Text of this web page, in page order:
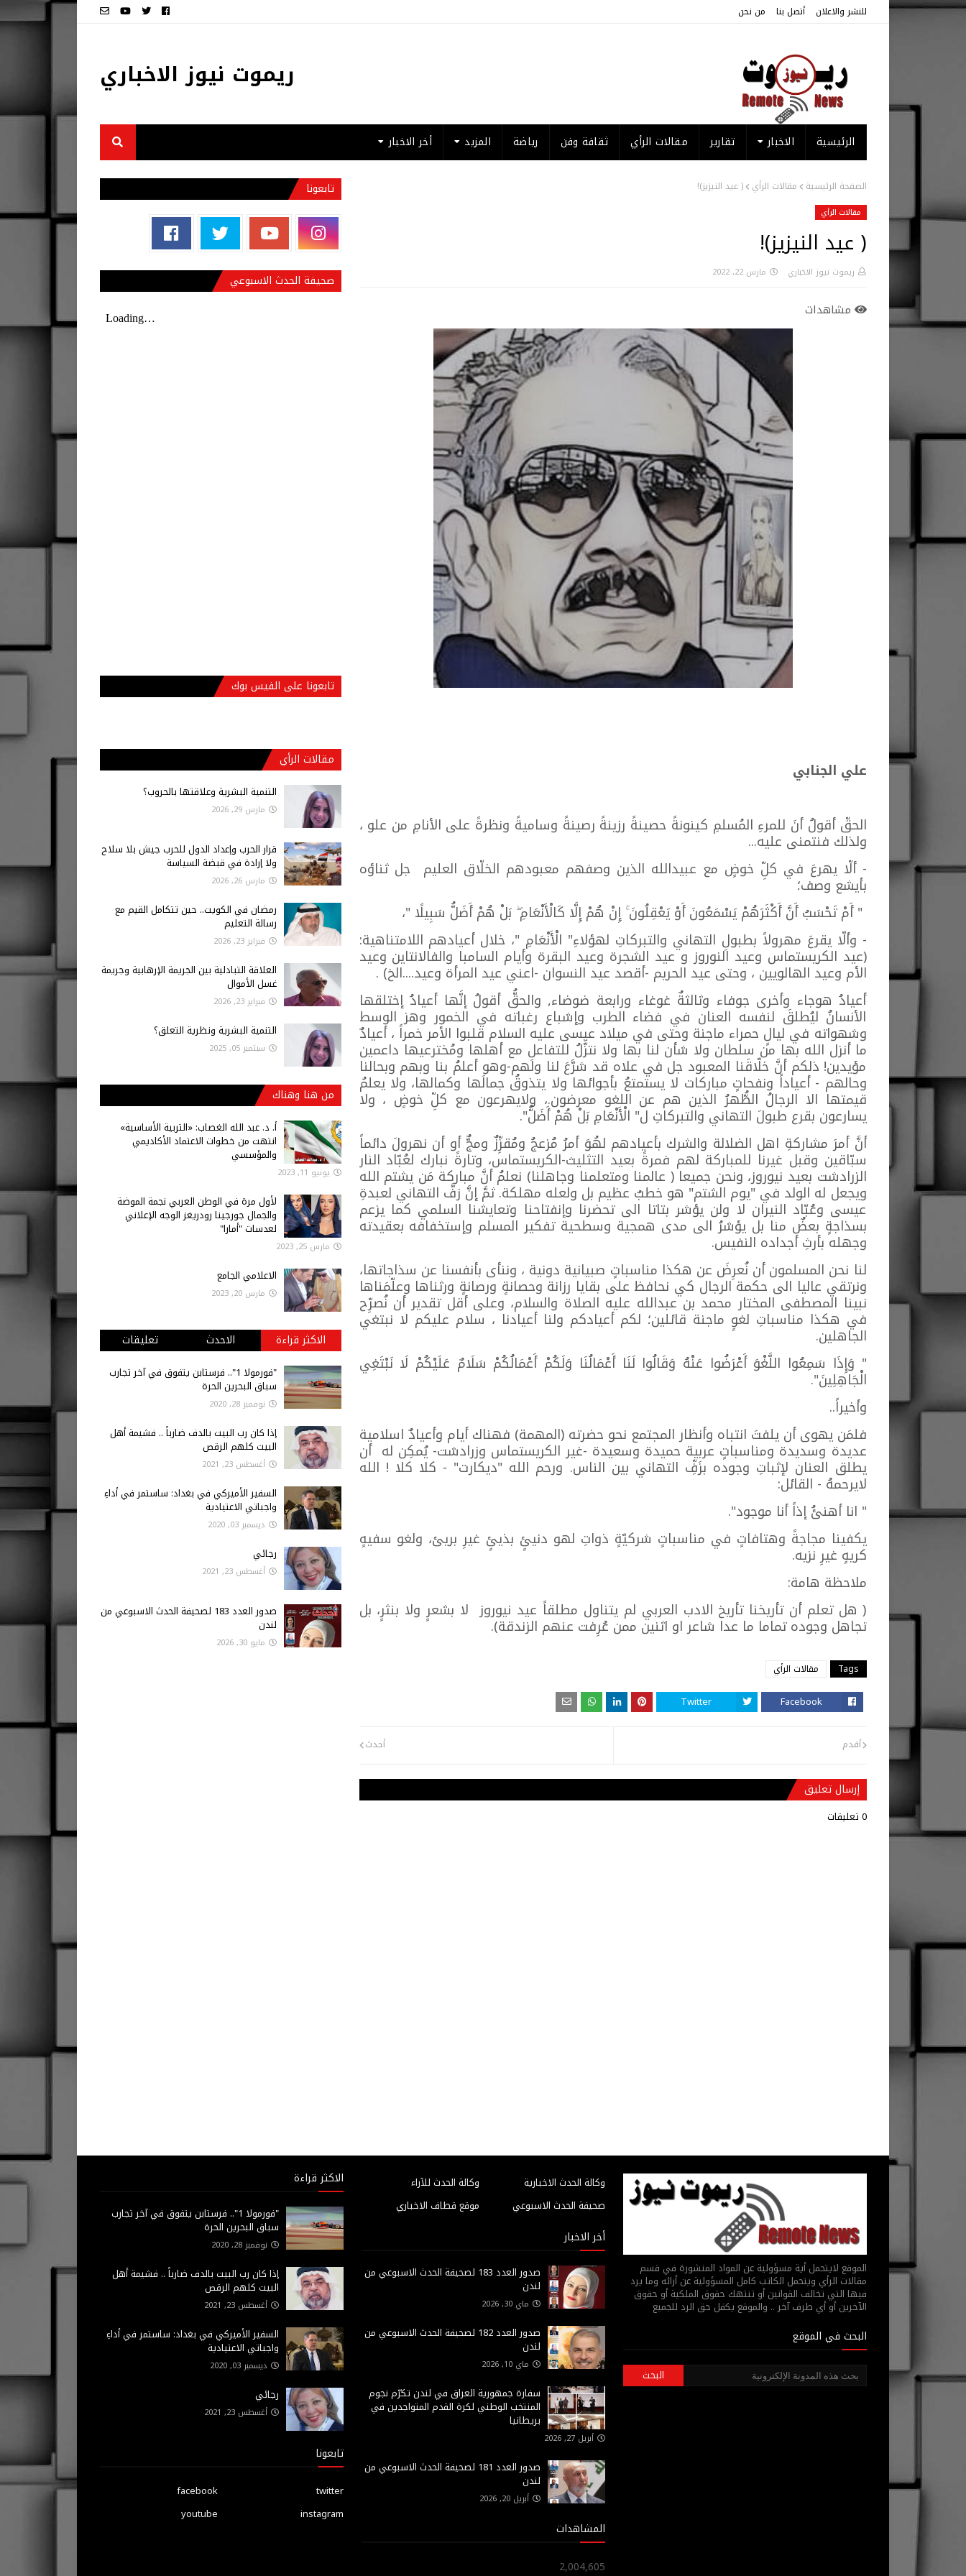
للنشر والاعلان أتصل بنا من نحن
ريموت نيوز الاخباري
الرئيسية الاخبار تقارير مقالات الرأي ثقافة وفن رياضة المزيد أخر الاخبار
الصفحة الرئيسية مقالات الرأي ( عيد النيزيز)!
مقالات الرأي
( عيد النيزيز)!
ريموت نيوز الاخباري مارس 22, 2022
مشاهدات
علي الجنابي
الحقّ أقولُ أنَ للمرءِ المُسلمِ كينونةً حصينةً رزينةً رصينةً وساميةً ونظرةً على الأنامِ من علو ،
ولذلك فنتمنى عليه...
- ألّا يهرعَ في كلِّ خوضٍ مع عبيدالله الذين وصفهم معبودهم الخلّاق العليم جل ثناؤه
بأيشع وصف؛
" أَمْ تَحْسَبُ أَنَّ أَكْثَرَهُمْ يَسْمَعُونَ أَوْ يَعْقِلُونَ ۚ إِنْ هُمْ إِلَّا كَالْأَنْعَامِ ۖ بَلْ هُمْ أَضَلُّ سَبِيلًا "،
- وألّا يقرعَ مهرولاً بطبولِ التهاني والتبركاتِ لهؤلاءِ" الْأَنْعَامِ "، خلال أعيادهم اللامتناهية:
(عيد الكريستماس وعيد النوروز و عيد الشجرة وعيد البقرة وأيام السامبا والفالانتاين وعيد
الأم وعيد الهالويين ، وحتى عيد الحريم -أقصد عيد النسوان -اعني عيد المرأة وعيد....الخ) .
أعيادُ هوجاء وأخرى جوفاء وثالثةٌ غوغاء ورابعة ضوضاء, والحقُّ أقولُ إنَّها أعيادُ إختلقها
الأنسانُ ليُطلقَ لنفسه العنان في فضاء الطرب وإشباع رغباته في الخمور وهز الوسط
وشهواته في ليالٍ حمراء ماجنة وحتى في ميلاد عيسى عليه السلام قلبوا الأمر خمراً ، أعيادٌ
ما أنزل الله بها من سلطان ولا شأن لنا بها ولا نتزَّلُ للتفاعلِ مع أهلها ومُخترعيها داعمين
مؤيدين! ذلكم أنَّ خلّاقَنا المعبود جل في علاه قد شرَّعَ لنا ولهم-وهو أعلمُ بنا وبهم وبحالنا
وحالهم - أعياداً ونفحاتٍ مباركات لا يستمتعُ بأجوائها ولا يتذوقُ جمالَها وكمالها، ولا يعلمُ
قيمتها الا الرجالُ الطُّهرُ الذين هم عن اللغو معرضون.، ولايهرعون مع كلِّ خوضٍ ، ولا
يسارعون بقرع طبولَ التهاني والتبركاتِ ل" الْأَنْعَامِ بَلْ هُمْ أَضَلُّ".
أنَّ أمرَ مشاركةِ اهل الضلالة والشرك بأعيادهم لهُوَ أمرُ مُزعجُ ومُقزِّزٌ ومجٌّ أو أن نهرولَ دائماً
سبّاقين وقبل غيرنا للمباركة لهم فمرةً بعيد التثليث-الكريستماس، وتارةً نبارك لعُبّاد النار
الزرادشت بعيد نيوروز، ونحن جميعا ( عالمنا ومتعلمنا وجاهلنا) نعلمُ أنَّ مباركة مَن يشتم الله
ويجعل له الولد في "يوم الشتم" هو خطبٌ عظيم بل ولعله مهلكة. ثمَّ إنَّ زفَّ التهاني لعبدةِ
عيسى وعُبّاد النيران لا ولن يؤشر بتاتا الى تحضرنا وإنفتاحنا وتعايشنا السلمي كما يزعم
بسذاجةٍ بعضٌ منا بل يؤشرُ الى مدى همجية وسطحية تفكير المسلم وإستخفافه بعقيدته
وجهله بأرثِ أجداده النفيس.
لنا نحن المسلمون أن نُعرِضَ عن هكذا مناسباتٍ صبيانية دونية ، وننأى بأنفسنا عن سذاجاتها،
ونرتقي عاليا الى حكمة الرجال كي نحافظ على بقايا رزانة وحصانةٍ ورصانةٍ ورثناها وعلّمَناها
نبينا المصطفى المختار محمد بن عبدالله عليه الصلاة والسلام، وعلى أقل تقدير أن نُصرِّح
في هكذا مناسباتِ لغوٍ ماجنة قائلين؛ لكم أعيادكم ولنا أعيادنا ، سلام عليكم لا نبتغي
الجاهلين.
" وَإِذَا سَمِعُوا اللَّغْوَ أَعْرَضُوا عَنْهُ وَقَالُوا لَنَا أَعْمَالُنَا وَلَكُمْ أَعْمَالُكُمْ سَلَامٌ عَلَيْكُمْ لَا نَبْتَغِي
الْجَاهِلِينَ".
وأخيراً..
فلمَن يهوى أن يلفتَ انتباه وأنظار المجتمع نحو حضرته (المهمة) فهناك أيام وأعيادٌ اسلامية
عديدة وسديدة ومناسباتٍ عربية حميدة وسعيدة -غير الكريستماس وزرادشت- يُمكِن له أن
يطلق العنان لإثباتِ وجوده بزَفِّ التهاني بين الناس. ورحم الله "ديكارت" - كلا كلا ! الله
لايرحمهُ - القائل:
" انا أهنئُ إذاً أنا موجود".
يكفينا مجاجةً وهتافاتٍ في مناسباتٍ شركيّةٍ ذواتِ لهو دنيئٍ بذيئٍ غيرِ بريئ، ولغو سفيهٍ
كريهٍ غيرِ نزيه.
ملاحظة هامة:
( هل تعلم أن تأريخنا تأريخ الادب العربي لم يتناول مطلقاً عيد نيوروز لا بشعرٍ ولا بنثرٍ، بل
تجاهل وجوده تماما ما عدا شاعر او اثنين ممن عُرِفت عنهم الزندقة).
Tags مقالات الرأي
Facebook
Twitter
أحدث أقدم
إرسال تعليق
0 تعليقات
تابعونا
صحيفة الحدث الاسبوعي
تابعونا على الفيس بوك
مقالات الرأي
التنمية البشرية وعلاقتها بالحروب؟
مارس 29, 2026
قرار الحرب وإعداد الدول للحرب جيش بلا سلاح
ولا إرادة في قبضة السياسة
مارس 26, 2026
رمضان في الكويت.. حين تتكامل القيم مع
رسالة التعليم
فبراير 23, 2026
العلاقة التبادلية بين الجريمة الإرهابية وجريمة
غسل الأموال
فبراير 23, 2026
التنمية البشرية ونظرية التعلق؟
سبتمبر 05, 2025
من هنا وهناك
أ‌. د. عبد الله الغصاب: «التربية الأساسية»
انتهت من خطوات الاعتماد الأكاديمي
والمؤسسي
يونيو 11, 2023
لأول مرة في الوطن العربي نجمة الموضة
والجمال جورجينا رودريغز الوجه الإعلاني
لعدسات "أمارا"
مارس 25, 2023
الاعلامي الجامع
مارس 20, 2023
الاكثر قراءة الاحدث تعليقات
"فورمولا 1".. فرستابن يتفوق في آخر تجارب
سباق البحرين الحرة
نوفمبر 28, 2020
إذا كان رب البيت بالدف ضارباً .. فشيمة أهل
البيت كلهم الرقص
أغسطس 23, 2021
السفير الأميركي في بغداد: ساستمر في أداءِ
واجباتي الاعتيادية
ديسمبر 03, 2020
رجائي
أغسطس 23, 2021
صدور العدد 183 لصحيفة الحدث الاسبوعي من
لندن
مايو 30, 2026
الموقع لايتحمل أية مسؤولية عن المواد المنشورة في قسم
مقالات الرأي ويتحمل الكاتب كامل المسؤولية عن أرائه وما يرد
فيها التي تخالف القوانين أو تنتهك حقوق الملكية أو حقوق
الآخرين أو أي طرف آخر .. والموقع يكفل حق الرد للجميع
البحث في الموقع
وكالة الحدث للآراء
وكالة الحدث الاخبارية
موقع قطاف الاخباري
صحيفة الحدث الاسبوعي
أخر الاخبار
صدور العدد 183 لصحيفة الحدث الاسبوعي من
لندن
ماي 30, 2026
صدور العدد 182 لصحيفة الحدث الاسبوعي من
لندن
ماي 10, 2026
سفارة جمهورية العراق في لندن تكرّم نجوم
المنتخب الوطني لكرة القدم المتواجدين في
بريطانيا
أبريل 27, 2026
صدور العدد 181 لصحيفة الحدث الاسبوعي من
لندن
أبريل 20, 2026
المشاهدات
2,004,605
الاكثر قراءة
"فورمولا 1".. فرستابن يتفوق في آخر تجارب
سباق البحرين الحرة
نوفمبر 28, 2020
إذا كان رب البيت بالدف ضارباً .. فشيمة أهل
البيت كلهم الرقص
أغسطس 23, 2021
السفير الأميركي في بغداد: ساستمر في أداءِ
واجباتي الاعتيادية
ديسمبر 03, 2020
رجائي
أغسطس 23, 2021
تابعونا
facebook
twitter
youtube
instagram